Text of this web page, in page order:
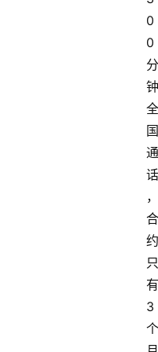
0
0
分
钟
全
国
通
话
，
合
约
只
有
3
个